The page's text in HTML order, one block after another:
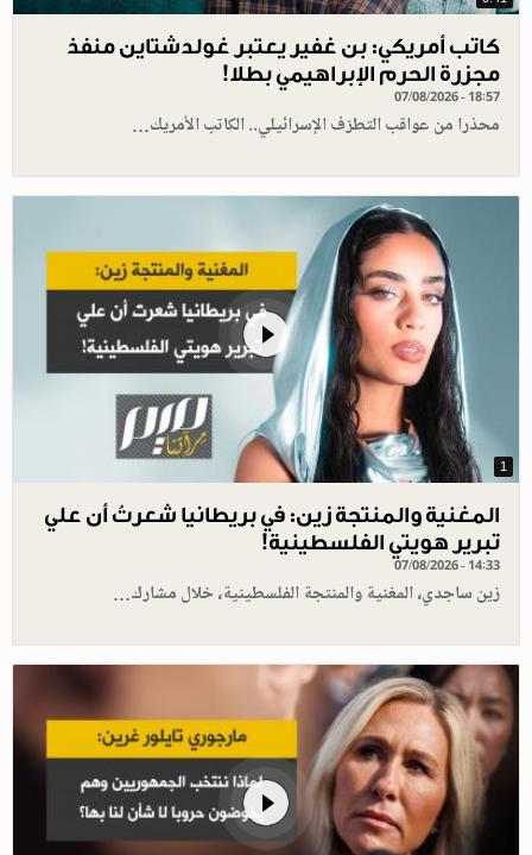
كاتب أمريكي: بن غفير يعتبر غولدشتاين منفذ
مجزرة الحرم الإبراهيمي بطلا!
07/08/2026 - 18:57
محذرا من عواقب التطرّف الإسرائيلي.. الكاتب الأمريك…
1
المغنية والمنتجة زين: في بريطانيا شعرتُ أن علي
تبرير هويتي الفلسطينية!
07/08/2026 - 14:33
زين ساجدي، المغنية والمنتجة الفلسطينية، خلال مشارك…